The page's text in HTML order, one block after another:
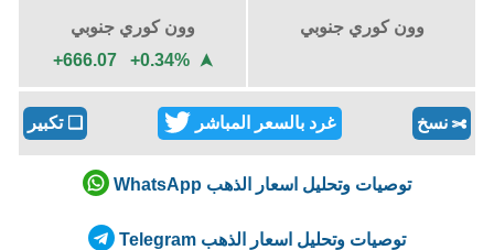
وون كوري جنوبي
وون كوري جنوبي
+666.07 +0.34%
➤
✄ نسخ غرد بالسعر المباشر ❏تكبير
توصيات وتحليل اسعار الذهب WhatsApp
توصيات وتحليل اسعار الذهب Telegram